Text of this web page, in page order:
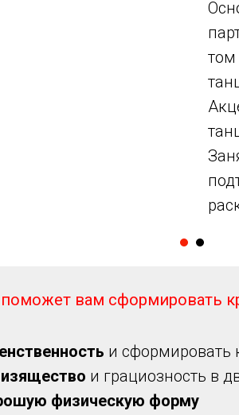
том
вам сформировать
и сформировать
и грациозность в
физическую форму